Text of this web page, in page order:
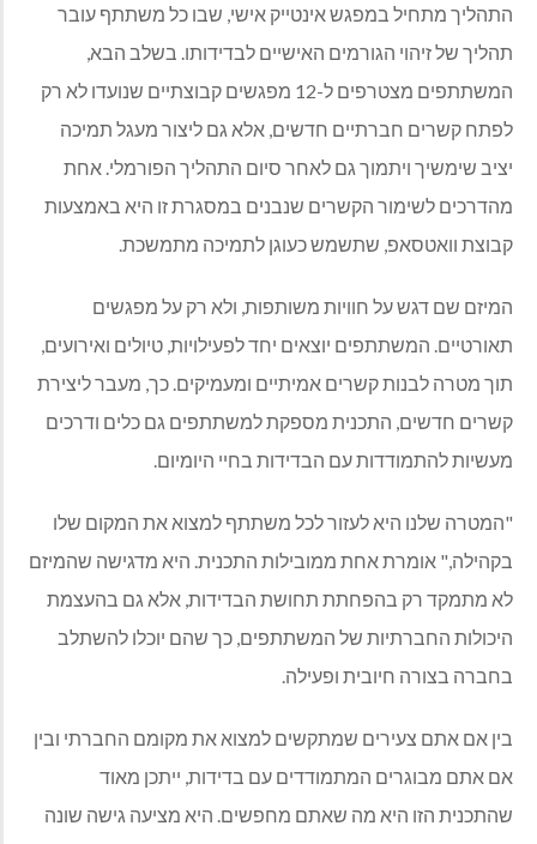
התהליך מתחיל במפגש אינטייק אישי, שבו כל משתתף עובר
תהליך של זיהוי הגורמים האישיים לבדידותו. בשלב הבא,
המשתתפים מצטרפים ל-12 מפגשים קבוצתיים שנועדו לא רק
לפתח קשרים חברתיים חדשים, אלא גם ליצור מעגל תמיכה
יציב שימשיך ויתמוך גם לאחר סיום התהליך הפורמלי. אחת
מהדרכים לשימור הקשרים שנבנים במסגרת זו היא באמצעות
קבוצת וואטסאפ, שתשמש כעוגן לתמיכה מתמשכת.
המיזם שם דגש על חוויות משותפות, ולא רק על מפגשים
תאורטיים. המשתתפים יוצאים יחד לפעילויות, טיולים ואירועים,
תוך מטרה לבנות קשרים אמיתיים ומעמיקים. כך, מעבר ליצירת
קשרים חדשים, התכנית מספקת למשתתפים גם כלים ודרכים
מעשיות להתמודדות עם הבדידות בחיי היומיום.
"המטרה שלנו היא לעזור לכל משתתף למצוא את המקום שלו
בקהילה," אומרת אחת ממובילות התכנית. היא מדגישה שהמיזם
לא מתמקד רק בהפחתת תחושת הבדידות, אלא גם בהעצמת
היכולות החברתיות של המשתתפים, כך שהם יוכלו להשתלב
בחברה בצורה חיובית ופעילה.
בין אם אתם צעירים שמתקשים למצוא את מקומם החברתי ובין
אם אתם מבוגרים המתמודדים עם בדידות, ייתכן מאוד
שהתכנית הזו היא מה שאתם מחפשים. היא מציעה גישה שונה